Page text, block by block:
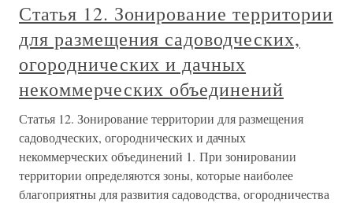
Статья 12. Зонирование территории
для размещения садоводческих,
огороднических и дачных
некоммерческих объединений
Статья 12. Зонирование территории для размещения
садоводческих, огороднических и дачных
некоммерческих объединений 1. При зонировании
территории определяются зоны, которые наиболее
благоприятны для развития садоводства, огородничества